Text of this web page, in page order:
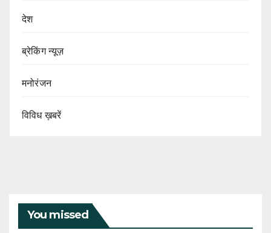
देश
ब्रेकिंग न्यूज़
मनोरंजन
विविध ख़बरें
You missed